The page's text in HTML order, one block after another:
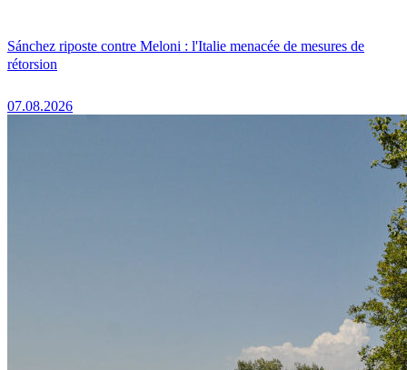
Sánchez riposte contre Meloni : l'Italie menacée de mesures de
rétorsion
07.08.2026